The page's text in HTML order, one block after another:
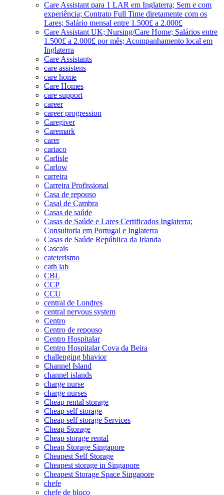
Care Assistant para 1 LAR em Inglaterra; Sem e com
experiência; Contrato Full Time diretamente com os
Lares; Salário mensal entre 1.500£ a 2.000£
Care Assistant UK; Nursing/Care Home; Salários entre
1.500£ a 2.000£ por mês; Acompanhamento local em
Inglaterra
Care Assistants
care assistens
care home
Care Homes
care support
career
career progression
Caregiver
Caremark
carer
cariaco
Carlisle
Carlow
carreira
Carreira Profissional
Casa de repouso
Casal de Cambra
Casas de saúde
Casas de Saúde e Lares Certificados Inglaterra;
Consultoria em Portugal e Inglaterra
Casas de Saúde República da Irlanda
Cascais
cateterismo
cath lab
CBL
CCP
CCU
central de Londres
central nervous system
Centro
Centro de repouso
Centro Hospitalar
Centro Hospitalar Cova da Beira
challenging bhavior
Channel Island
channel islands
charge nurse
charge nurses
Cheap rental storage
Cheap self storage
Cheap self storage Services
Cheap Storage
Cheap storage rental
Cheap Storage Singapore
Cheapest Self Storage
Cheapest storage in Singapore
Cheapest Storage Space Singapore
chefe
chefe de bloco